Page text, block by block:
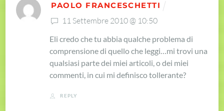
PAOLO FRANCESCHETTI
11 Settembre 2010 @ 10:50
Eli credo che tu abbia qualche problema di
comprensione di quello che leggi… mi trovi una
qualsiasi parte dei miei articoli, o dei miei
commenti, in cui mi definisco tollerante?
REPLY